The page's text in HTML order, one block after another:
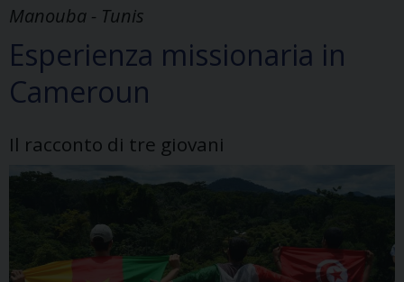
Manouba - Tunis
Esperienza missionaria in
Cameroun
Il racconto di tre giovani